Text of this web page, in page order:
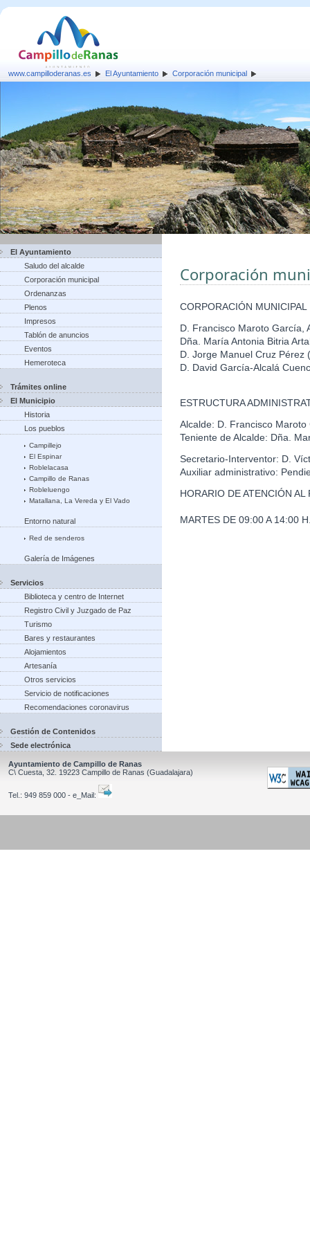
www.campilloderanas.es El Ayuntamiento Corporación municipal
El Ayuntamiento
Saludo del alcalde
Corporación municipal
Ordenanzas
Plenos
Impresos
Tablón de anuncios
Eventos
Hemeroteca
Trámites online
El Municipio
Historia
Los pueblos
Campillejo
El Espinar
Roblelacasa
Campillo de Ranas
Robleluengo
Matallana, La Vereda y El Vado
Entorno natural
Red de senderos
Galería de Imágenes
Servicios
Biblioteca y centro de Internet
Registro Civil y Juzgado de Paz
Turismo
Bares y restaurantes
Alojamientos
Artesanía
Otros servicios
Servicio de notificaciones
Recomendaciones coronavirus
Gestión de Contenidos
Sede electrónica
Corporación
CORPORACIÓN MUNICIPAL
D. Francisco Maroto García,
Dña. María Antonia Bitria
D. Jorge Manuel Cruz Pérez
D. David García-Alcalá
ESTRUCTURA
Alcalde: D. Francisco Maroto
Teniente de Alcalde: Dña.
Secretario-Interventor: D.
Auxiliar administrativo:
HORARIO DE ATENCIÓN AL
MARTES DE 09:00 A 14:00
Ayuntamiento de Campillo de Ranas
C\ Cuesta, 32. 19223 Campillo de Ranas (Guadalajara)
Tel.: 949 859 000 - e_Mail: